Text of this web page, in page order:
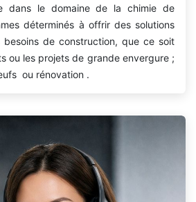
dans le domaine de la chimie de
déterminés à offrir des solutions
de construction, que ce soit
ou les projets de grande envergure ;
ou rénovation .